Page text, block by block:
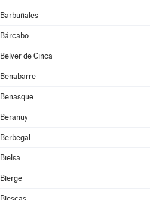
Barbuñales
Bárcabo
Belver de Cinca
Benabarre
Benasque
Beranuy
Berbegal
Bielsa
Bierge